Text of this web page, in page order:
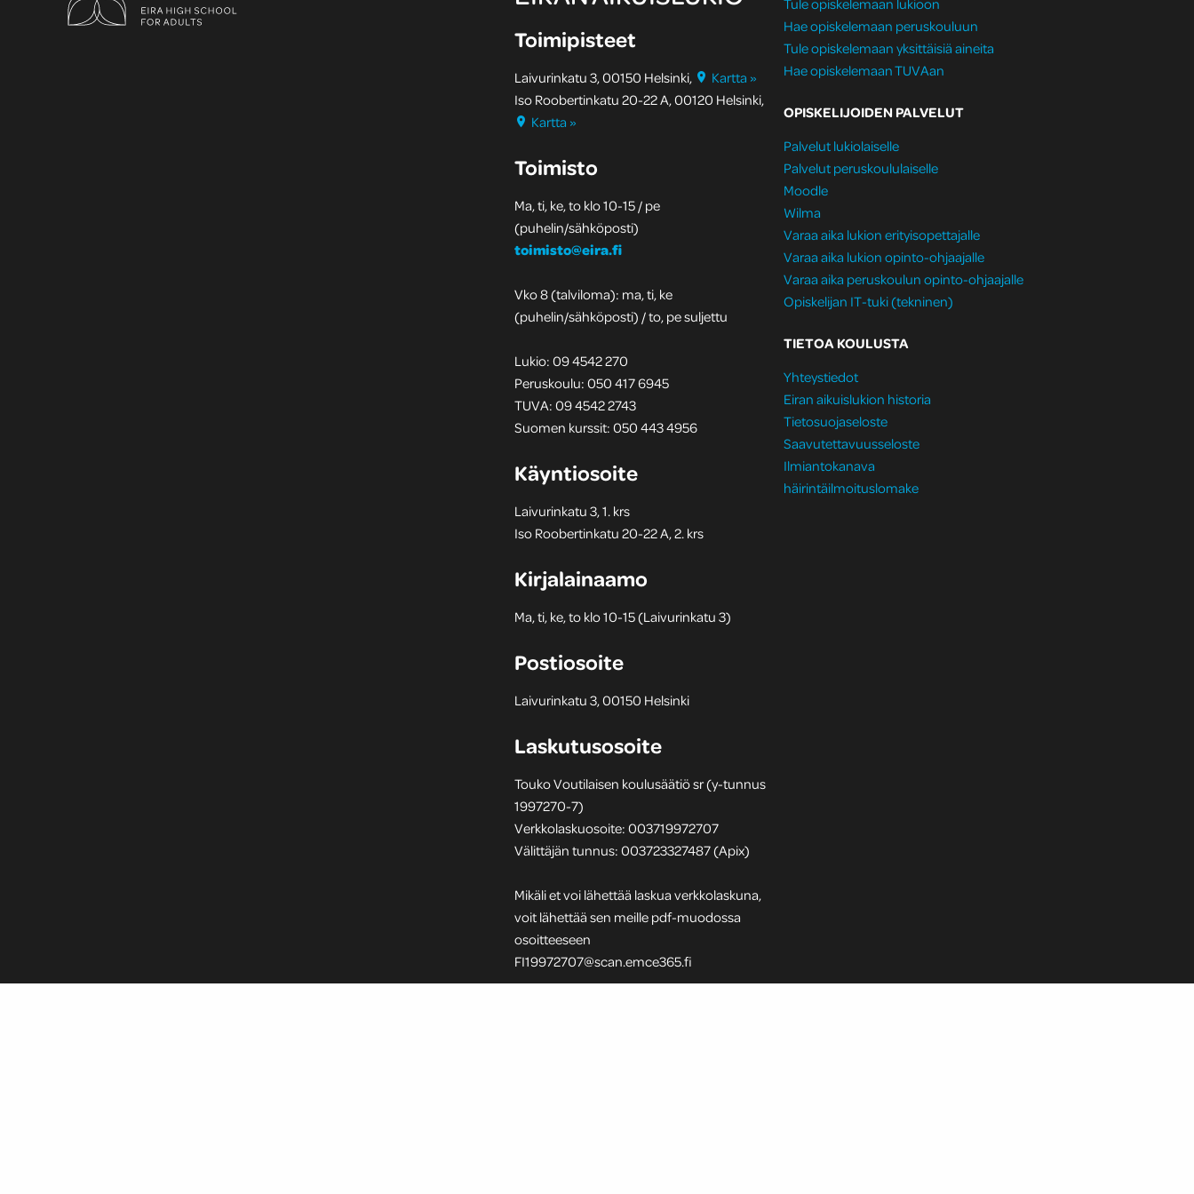
Toimipisteet
Laivurinkatu 3, 00150 Helsinki,
Kartta »
Iso Roobertinkatu 20-22 A, 00120 Helsinki,
Kartta »
Toimisto
Ma, ti, ke, to klo 10-15 / pe
(puhelin/sähköposti)
toimisto@eira.fi
Vko 8 (talviloma): ma, ti, ke
(puhelin/sähköposti) / to, pe suljettu
Lukio: 09 4542 270
Peruskoulu: 050 417 6945
TUVA: 09 4542 2743
Suomen kurssit: 050 443 4956
Käyntiosoite
Laivurinkatu 3, 1. krs
Iso Roobertinkatu 20-22 A, 2. krs
Kirjalainaamo
Ma, ti, ke, to klo 10-15 (Laivurinkatu 3)
Postiosoite
Laivurinkatu 3, 00150 Helsinki
Laskutusosoite
Touko Voutilaisen koulusäätiö sr (y-tunnus
1997270-7)
Verkkolaskuosoite: 003719972707
Välittäjän tunnus: 003723327487 (Apix)
Mikäli et voi lähettää laskua verkkolaskuna,
voit lähettää sen meille pdf-muodossa
osoitteeseen
FI19972707@scan.emce365.fi
Hae opiskelemaan peruskouluun
Tule opiskelemaan yksittäisiä aineita
Hae opiskelemaan TUVAan
OPISKELIJOIDEN PALVELUT
Palvelut lukiolaiselle
Palvelut peruskoululaiselle
Moodle
Wilma
Varaa aika lukion erityisopettajalle
Varaa aika lukion opinto-ohjaajalle
Varaa aika peruskoulun opinto-ohjaajalle
Opiskelijan IT-tuki (tekninen)
TIETOA KOULUSTA
Yhteystiedot
Eiran aikuislukion historia
Tietosuojaseloste
Saavutettavuusseloste
Ilmiantokanava
häirintäilmoituslomake